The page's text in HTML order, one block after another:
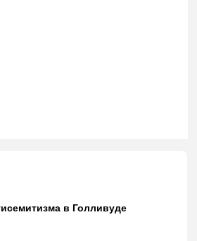
в Голливуде